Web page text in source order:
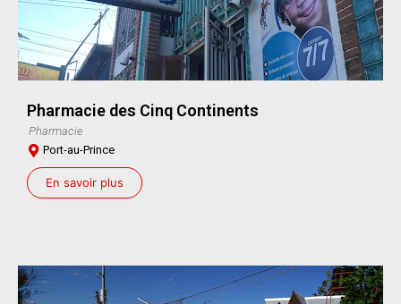
Pharmacie des Cinq Continents
Pharmacie
Port-au-Prince
En savoir plus